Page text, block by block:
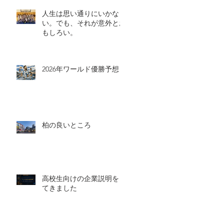
人生は思い通りにいかな
い。でも、それが意外とお
もしろい。
2026年ワールド優勝予想
柏の良いところ
高校生向けの企業説明をし
てきました